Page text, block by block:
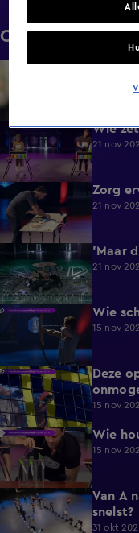
Clips
Dit is
0:54 Wie
21 nov
0:39 Zorg
21 nov
0:52 'Maar
21 nov
0:33 Wie
15 nov
0:45
Deze
15 nov
0:36 Wie
15 nov
0:32
Van A
snelst?
31 okt